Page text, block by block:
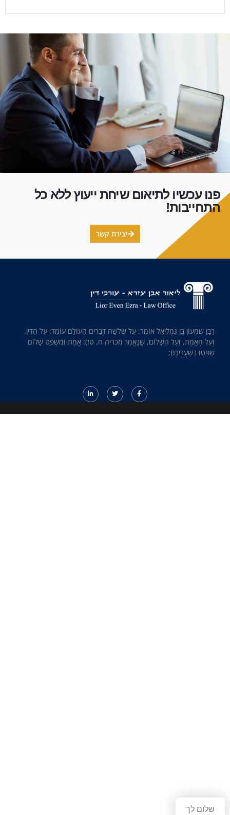
פנו עכשיו לתיאום שיחת ייעוץ ללא כל
התחייבות!
יצירת קשר
רַבָּן שִׁמְעוֹן בֶּן גַּמְלִיאֵל אוֹמֵר: עַל שְׁלֹשָׁה דְּבָרִים הָעוֹלָם עוֹמֵד: עַל הַדִּין,
וְעַל הָאֱמֶת, וְעַל הַשָּׁלוֹם, שֶׁנֶּאֱמַר (זכריה ח, טז): אֱמֶת וּמִשְׁפַּט שָׁלוֹם
שִׁפְטוּ בְּשַׁעֲרֵיכֶם;
שלום לך